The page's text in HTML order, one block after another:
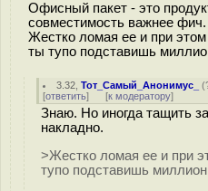
Офисный пакет - это
совместимость важнее фич.
Жестко ломая ее и при
ты тупо подставишь
3.32 ,Тот_Самый_Анонимус_ (
[ответить] [к модератору]
Знаю. Но иногда тащить
накладно.
>Жестко ломая ее и при
тупо подставишь